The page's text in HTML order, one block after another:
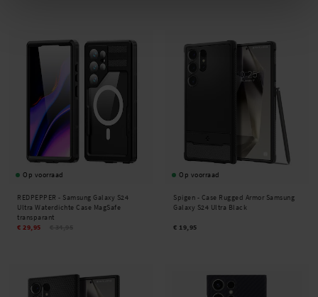
Op voorraad
REDPEPPER - Samsung Galaxy S24
Ultra Waterdichte Case MagSafe
transparant
€ 29,95
Op voorraad
Spigen - Case Rugged Armor Samsung
Galaxy S24 Ultra Black
€ 19,95